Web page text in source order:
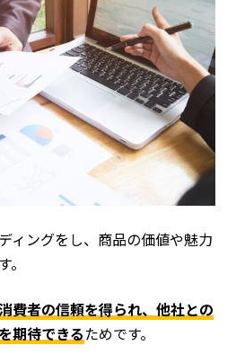
ィングをし、商品の価値や魅力
費者の信頼を得られ、他社との
期待できるためです。